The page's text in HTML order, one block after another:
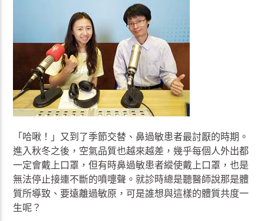
「哈啾！」又到了季節交替、鼻過敏患者最討厭的時期。
進入秋冬之後，空氣品質也越來越差，幾乎每個人外出都
一定會戴上口罩，但有時鼻過敏患者縱使戴上口罩，也是
無法停止接連不斷的噴嚏聲。就診時總是聽醫師說那是體
質所導致、要遠離過敏原，可是誰想與這樣的體質共度一
生呢？